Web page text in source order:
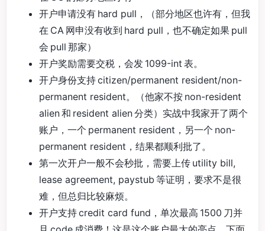
开户申请没有 hard pull，（部分地区也许有，但我
在 CA 网申没有收到 hard pull，也不确定如果 pull
会 pull 那家）
开户奖励需要交税，会发 1099-int 表。
开户身份支持 citizen/permanent resident/non-
permanent resident。（他家不按 non-resident
alien 和 resident alien 分类）实战中我家开了两个
账户，一个 permanent resident，另一个 non-
permanent resident，结果都顺利批了。
第一次开户一般不会秒批，需要上传 utility bill,
lease agreement, paystub 等证明，要求不是很
难，但总归比较麻烦。
开户支持 credit card fund，单次最高 1500 刀并